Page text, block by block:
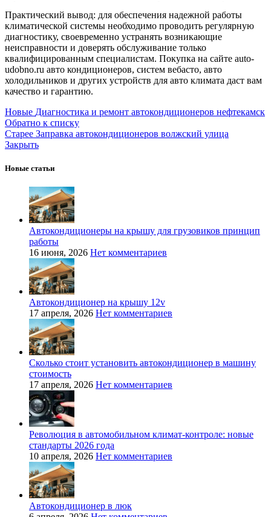
Практический вывод: для обеспечения надежной работы
климатической системы необходимо проводить регулярную
диагностику, своевременно устранять возникающие
неисправности и доверять обслуживание только
квалифицированным специалистам. Покупка на сайте auto-
udobno.ru авто кондиционеров, систем вебасто, авто
холодильников и других устройств для авто климата даст вам
качество и гарантию.
Новые Диагностика и ремонт автокондиционеров нефтекамск
Обратно к списку
Старее Заправка автокондиционеров волжский улица
Закрыть
Новые статьи
Автокондиционеры на крышу для грузовиков принцип
работы
16 июня, 2026 Нет комментариев
Автокондиционер на крышу 12v
17 апреля, 2026 Нет комментариев
Сколько стоит установить автокондиционер в машину
стоимость
17 апреля, 2026 Нет комментариев
Революция в автомобильном климат-контроле: новые
стандарты 2026 года
10 апреля, 2026 Нет комментариев
Автокондиционер в люк